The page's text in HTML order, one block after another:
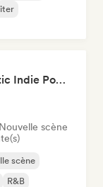
Love on Repeat 💖 Romantic Indie Pop, Neo Soul & Singer-Songwriter
Nouvelle scène
scène
R&B